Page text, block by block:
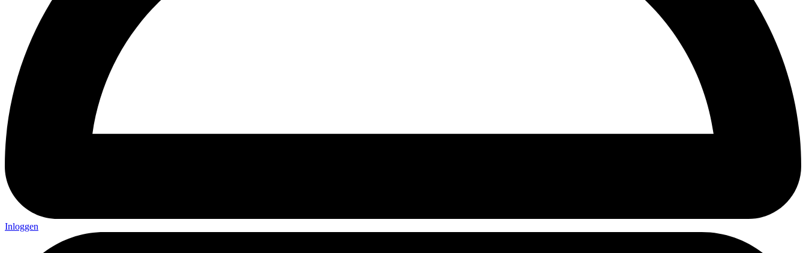
Inloggen